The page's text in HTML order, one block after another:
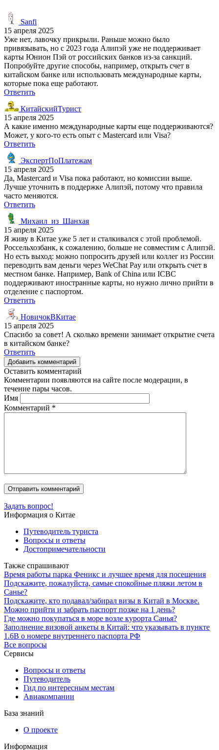
Sanfi
15 апреля 2025
Уже нет, лавочку прикрыли. Раньше можно было
привязывать, но с 2023 года Алипэй уже не поддерживает
карты Юнион Пэй от российских банков из-за санкций.
Попробуйте другие способы, например, открыть счет в
китайском банке или использовать международные карты,
которые пока еще работают.
Ответить
КитайскийТурист
15 апреля 2025
А какие именно международные карты еще поддерживаются?
Может, у кого-то есть опыт с Mastercard или Visa?
Ответить
ЭкспертПоПлатежам
15 апреля 2025
Да, Mastercard и Visa пока работают, но комиссии выше.
Лучше уточнить в поддержке Алипэй, потому что правила
часто меняются.
Ответить
Михаил_из_Шанхая
15 апреля 2025
Я живу в Китае уже 5 лет и сталкивался с этой проблемой.
Россельхозбанк, к сожалению, больше не совместим с Алипэй.
Но есть выход: можно попросить друзей или коллег из России
переводить вам деньги через WeChat Pay или открыть счет в
местном банке. Например, Bank of China или ICBC
поддерживают иностранные карты, но нужно лично прийти в
отделение с паспортом.
Ответить
НовичокВКитае
15 апреля 2025
Спасибо за совет! А сколько времени занимает открытие счета
в китайском банке?
Ответить
Добавить комментарий
Оставить комментарий
Комментарии появляются на сайте после модерации, в
течение пары часов.
Имя
Комментарий *
Задать вопрос!
Информация о Китае
Путеводитель туриста
Вопросы и ответы
Достопримечательности
Также спрашивают
Время работы парка Феникс и лучшее время для посещения
Подскажите, пожалуйста, самые спокойные пляжи летом в
Санье?
Подскажите, кто подавал/забирал визы в Китай в Москве.
Можно прийти и забрать паспорт позже на 1 день?
Где можно покупаться в море возле курорта Санья?
Заполнение визовой анкеты в Китай: что указывать в пункте
1.6B о номере внутреннего паспорта РФ
Все вопросы
Сервисы
Вопросы и ответы
Путеводитель
Гид по интересным местам
Авиакомпании
База знаний
О проекте
Информация